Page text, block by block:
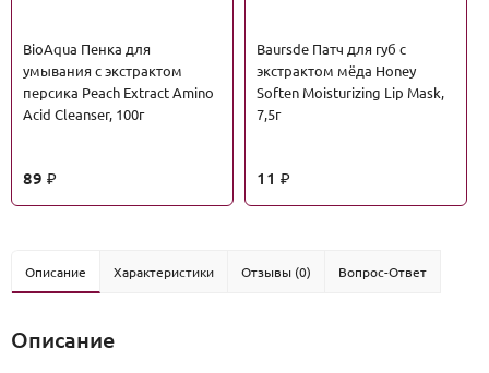
BioAqua Пенка для
умывания с экстрактом
персика Peach Extract Amino
Acid Cleanser, 100г
89 ₽
Baursde Патч для губ с
экстрактом мёда Honey
Soften Moisturizing Lip Mask,
7,5г
11 ₽
Описание Характеристики Отзывы (0) Вопрос-Ответ
Описание